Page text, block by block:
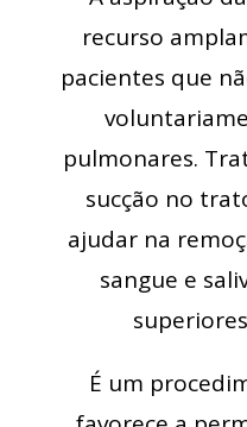
recurso
pacientes que
pulmonares.
sucção no
ajudar na
sangue e
É um